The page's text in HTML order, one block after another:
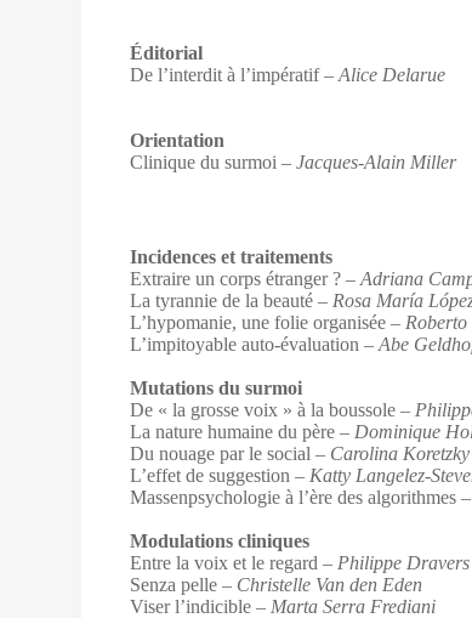
Éditorial
De l’interdit à l’impératif– Alice Delarue
Orientation
Clinique du surmoi – Jacques-Alain Miller
Incidences et traitements
Extraire un corps étranger ? – Adriana
La tyrannie de la beauté – Rosa María
L’hypomanie, une folie organisée –
L’impitoyable auto-évaluation –Abe
Mutations du surmoi
De « la grosse voix » à la boussole –
La nature humaine du père – Dominique
Du nouage par le social– Carolina Koretzky
L’effet de suggestion – Katty Langelez-
Massenpsychologie à l’ère des algorithmes –
Modulations cliniques
Entre la voix et le regard – Philippe Dravers
Senza pelle – Christelle Van den Eden
Viser l’indicible – Marta Serra Frediani